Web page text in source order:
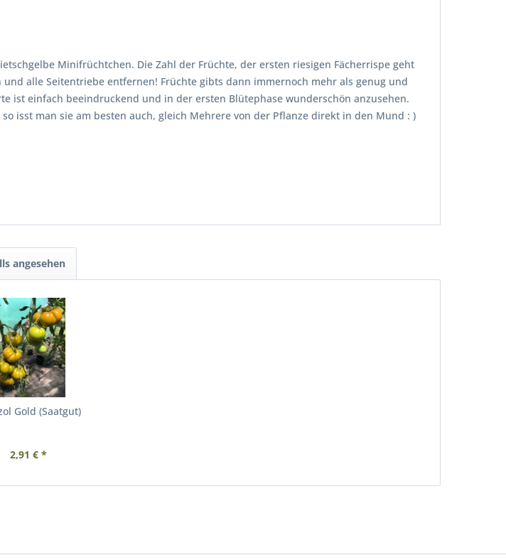
Minifrüchtchen. Die Zahl der Früchte, der ersten riesigen Fächerrispe geht
alle Seitentriebe entfernen! Früchte gibts dann immernoch mehr als genug und
ist einfach beeindruckend und in der ersten Blütephase wunderschön anzusehen.
isst man sie am besten auch, gleich Mehrere von der Pflanze direkt in den Mund : )
angesehen
Gold (Saatgut)
2,91 € *